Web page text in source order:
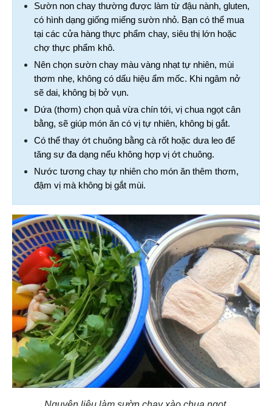
Sườn non chay thường được làm từ đậu nành, gluten,
có hình dạng giống miếng sườn nhỏ. Bạn có thể mua
tại các cửa hàng thực phẩm chay, siêu thị lớn hoặc
chợ thực phẩm khô.
Nên chọn sườn chay màu vàng nhạt tự nhiên, mùi
thơm nhẹ, không có dấu hiệu ẩm mốc. Khi ngâm nở
sẽ dai, không bị bở vụn.
Dứa (thơm) chọn quả vừa chín tới, vị chua ngọt cân
bằng, sẽ giúp món ăn có vị tự nhiên, không bị gắt.
Có thể thay ớt chuông bằng cà rốt hoặc dưa leo để
tăng sự đa dạng nếu không hợp vị ớt chuông.
Nước tương chay tự nhiên cho món ăn thêm thơm,
đậm vị mà không bị gắt mùi.